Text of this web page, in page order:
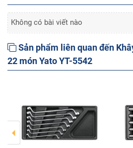
Không có bài viết nào
Sản phẩm liên quan đến
22 món Yato YT-5542